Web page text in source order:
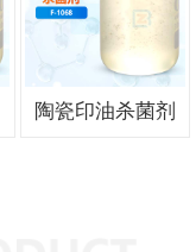
陶瓷印油杀菌剂